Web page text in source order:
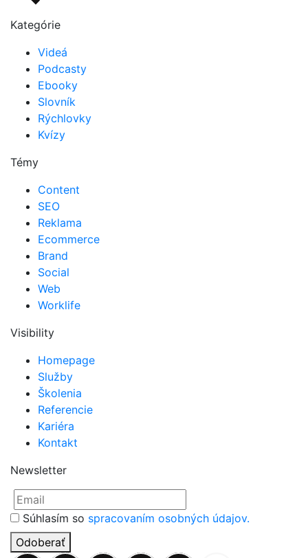
Kategórie
Videá
Podcasty
Ebooky
Slovník
Rýchlovky
Kvízy
Témy
Content
SEO
Reklama
Ecommerce
Brand
Social
Web
Worklife
Visibility
Homepage
Služby
Školenia
Referencie
Kariéra
Kontakt
Newsletter
Súhlasím so spracovaním osobných údajov.
Odoberať